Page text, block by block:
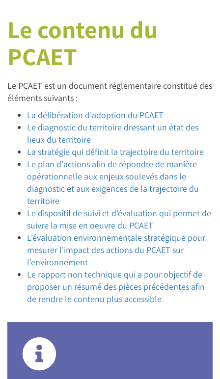
Le contenu du
PCAET
Le PCAET est un document réglementaire constitué des
éléments suivants :
La délibération d'adoption du PCAET
Le diagnostic du territoire dressant un état des
lieux du territoire
La stratégie qui définit la trajectoire du territoire
Le plan d'actions afin de répondre de manière
opérationnelle aux enjeux soulevés dans le
diagnostic et aux exigences de la trajectoire du
territoire
Le dispositif de suivi et d'évaluation qui permet de
suivre la mise en oeuvre du PCAET
L'évaluation environnementale stratégique pour
mesurer l'impact des actions du PCAET sur
l'environnement
Le rapport non technique qui a pour objectif de
proposer un résumé des pièces précédentes afin
de rendre le contenu plus accessible